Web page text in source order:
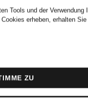
Tools und der Verwendung
erheben, erhalten
ZU